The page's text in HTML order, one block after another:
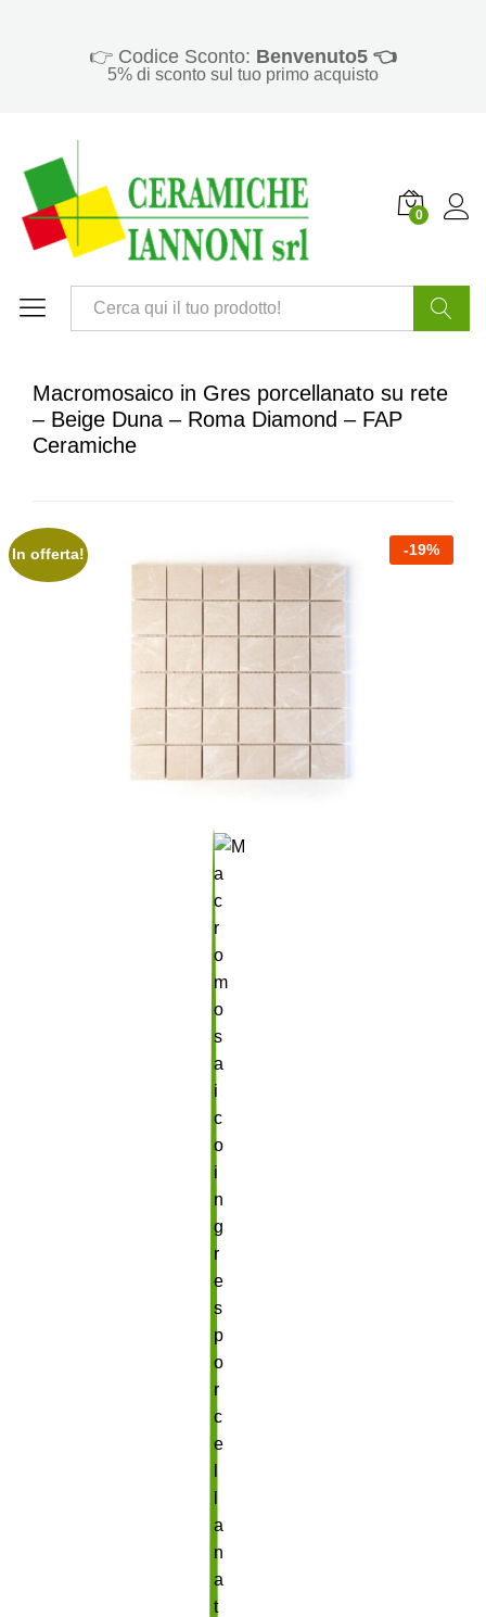
👉 Codice Sconto: Benvenuto5 👈
5% di sconto sul tuo primo acquisto
0
Macromosaico in Gres porcellanato su rete
– Beige Duna – Roma Diamond – FAP
Ceramiche
In offerta! -19%